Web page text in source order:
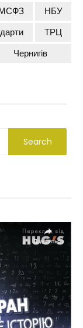
НБУ
ТРЦ
Чернигів